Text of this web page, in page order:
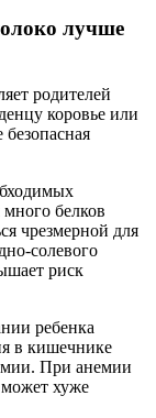
лучше
родителей
коровье или
безопасная
белков
чрезмерной для
солевого
риск
ребенка
в кишечнике
При анемии
может хуже